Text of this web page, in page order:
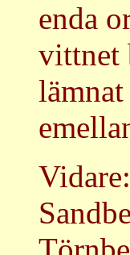
enda
vittnet